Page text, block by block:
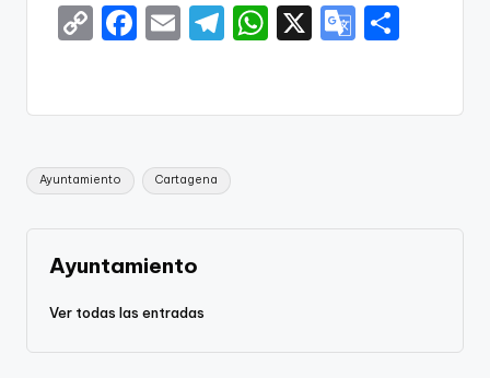
C
y
Li
n
k
F
e
b
o
o
k
E
l
T
gr
a
m
W
ts
p
X
G
gl
a
e
Etiquetas:
Ayuntamiento Cartagena
Ayuntamiento
Ver todas las entradas